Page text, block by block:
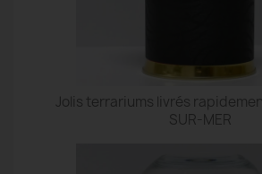
Jolis terrariums livrés
SUR-MER